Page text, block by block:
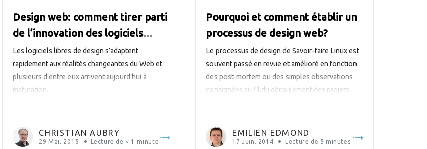
Design web: comment tirer parti
de l’innovation des logiciels
libres
Les logiciels libres de design s’adaptent
rapidement aux réalités changeantes du Web et
plusieurs d’entre eux arrivent aujourd’hui à
maturation.
CHRISTIAN AUBRY
29 Mai. 2015 Lecture de < 1 minute
Pourquoi et comment établir un
processus de design web?
Le processus de design de Savoir-faire Linux est
souvent passé en revue et amélioré en fonction
des post-mortem ou des simples observations
consignées au fil du déroulement des projets.
EMILIEN EDMOND
17 Juin. 2014 Lecture de 5 minutes.